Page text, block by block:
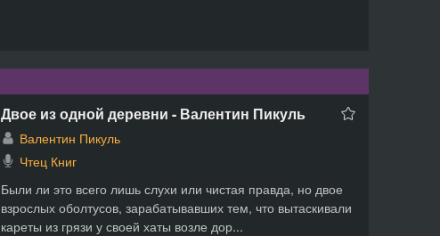
Двое из одной деревни - Валентин Пикуль
Валентин Пикуль
Чтец Книг
Были ли это всего лишь слухи или чистая правда, но двое
взрослых оболтусов, зарабатывавших тем, что вытаскивали
кареты из грязи у своей хаты возле дор...